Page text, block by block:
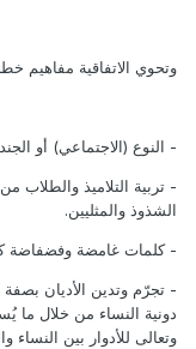
وتحوي الاتفاقية مفاهيم
- النوع (الاجتماعي) أو
- تربية التلاميذ والطلاب
الشذوذ والمثليين.
- كلمات غامضة وفضفاضة
- تجرّم وتدين الأديان بصفة
دونية النساء من خلال ما
وتعالى للأدوار بين النساء